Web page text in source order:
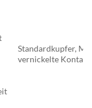
Standardkupfer,
vernickelte